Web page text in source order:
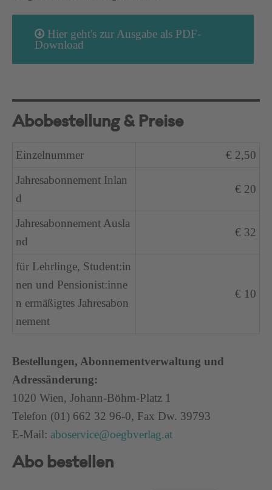
Hier geht's zur Ausgabe als PDF-
Download
Abobestellung & Preise
Einzelnummer
€ 2,50
Jahresabonnement Inlan
d
€ 20
Jahresabonnement Ausla
nd
€ 32
für Lehrlinge, Student:in
nen und Pensionist:inne
n ermäßigtes Jahresabon
nement
€ 10
Bestellungen, Abonnementverwaltung und
Adressänderung:
1020 Wien, Johann-Böhm-Platz 1
Telefon (01) 662 32 96-0, Fax Dw. 39793
E-Mail: aboservice@oegbverlag.at
Abo bestellen